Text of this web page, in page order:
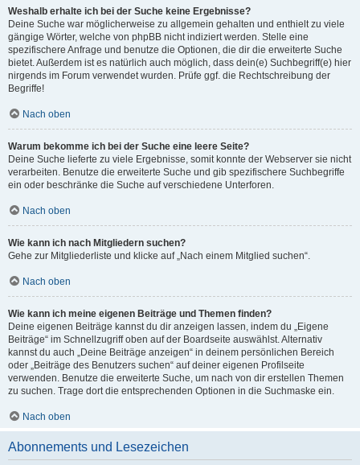
Weshalb erhalte ich bei der Suche keine Ergebnisse?
Deine Suche war möglicherweise zu allgemein gehalten und enthielt zu viele
gängige Wörter, welche von phpBB nicht indiziert werden. Stelle eine
spezifischere Anfrage und benutze die Optionen, die dir die erweiterte Suche
bietet. Außerdem ist es natürlich auch möglich, dass dein(e) Suchbegriff(e) hier
nirgends im Forum verwendet wurden. Prüfe ggf. die Rechtschreibung der
Begriffe!
Nach oben
Warum bekomme ich bei der Suche eine leere Seite?
Deine Suche lieferte zu viele Ergebnisse, somit konnte der Webserver sie nicht
verarbeiten. Benutze die erweiterte Suche und gib spezifischere Suchbegriffe
ein oder beschränke die Suche auf verschiedene Unterforen.
Nach oben
Wie kann ich nach Mitgliedern suchen?
Gehe zur Mitgliederliste und klicke auf „Nach einem Mitglied suchen“.
Nach oben
Wie kann ich meine eigenen Beiträge und Themen finden?
Deine eigenen Beiträge kannst du dir anzeigen lassen, indem du „Eigene
Beiträge“ im Schnellzugriff oben auf der Boardseite auswählst. Alternativ
kannst du auch „Deine Beiträge anzeigen“ in deinem persönlichen Bereich
oder „Beiträge des Benutzers suchen“ auf deiner eigenen Profilseite
verwenden. Benutze die erweiterte Suche, um nach von dir erstellen Themen
zu suchen. Trage dort die entsprechenden Optionen in die Suchmaske ein.
Nach oben
Abonnements und Lesezeichen